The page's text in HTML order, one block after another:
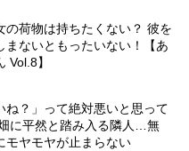
の荷物は持ちたくない？ 彼を
まないともったいない！【あ
Vol.8】
ね？」って絶対悪いと思って
に平然と踏み入る隣人…無
モヤモヤが止まらない